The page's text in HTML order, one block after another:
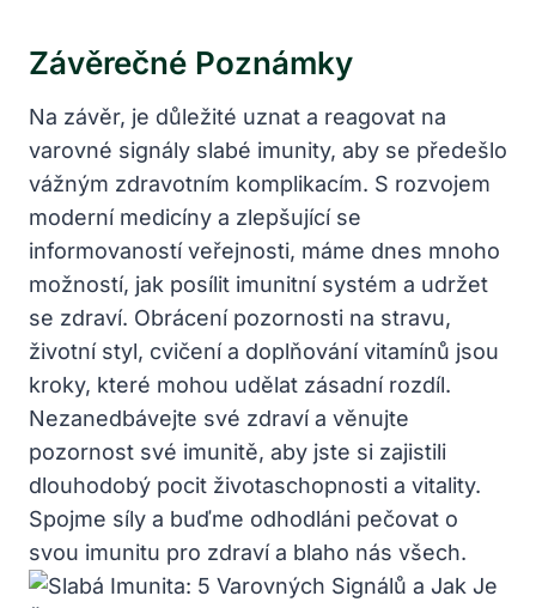
Závěrečné Poznámky
Na závěr, je důležité uznat a reagovat na
varovné signály slabé imunity, aby se předešlo
vážným zdravotním komplikacím. S rozvojem
moderní medicíny a zlepšující se
informovaností veřejnosti, máme dnes mnoho
možností, jak posílit imunitní systém a udržet
se zdraví. Obrácení pozornosti na stravu,
životní styl, cvičení a doplňování vitamínů jsou
kroky, které mohou udělat zásadní rozdíl.
Nezanedbávejte své zdraví a věnujte
pozornost své imunitě, aby jste si zajistili
dlouhodobý pocit životaschopnosti a vitality.
Spojme síly a buďme odhodláni pečovat o
svou imunitu pro zdraví a blaho nás všech.